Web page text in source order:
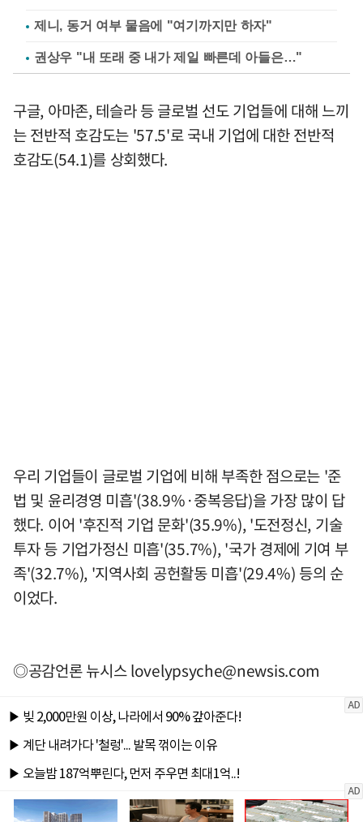
제니, 동거 여부 물음에 "여기까지만 하자"
권상우 "내 또래 중 내가 제일 빠른데 아들은…"
구글, 아마존, 테슬라 등 글로벌 선도 기업들에 대해 느끼
는 전반적 호감도는 '57.5'로 국내 기업에 대한 전반적
호감도(54.1)를 상회했다.
우리 기업들이 글로벌 기업에 비해 부족한 점으로는 '준
법 및 윤리경영 미흡'(38.9%·중복응답)을 가장 많이 답
했다. 이어 '후진적 기업 문화'(35.9%), '도전정신, 기술
투자 등 기업가정신 미흡'(35.7%), '국가 경제에 기여 부
족'(32.7%), '지역사회 공헌활동 미흡'(29.4%) 등의 순
이었다.
◎공감언론 뉴시스lovelypsyche@newsis.com